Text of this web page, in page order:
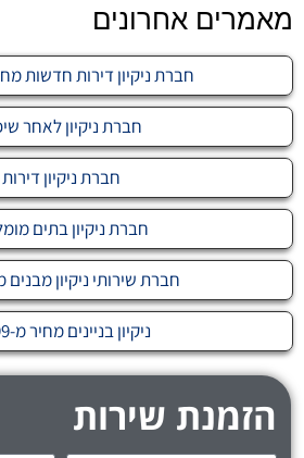
מאמרים אחרונים
חברת ניקיון דירות חדשות מחיר
חברת ניקיון לאחר
חברת ניקיון דירות
חברת ניקיון בתים
חברת שירותי ניקיון מבנים
ניקיון בניינים מחיר מ-₪699
הזמנת שירות